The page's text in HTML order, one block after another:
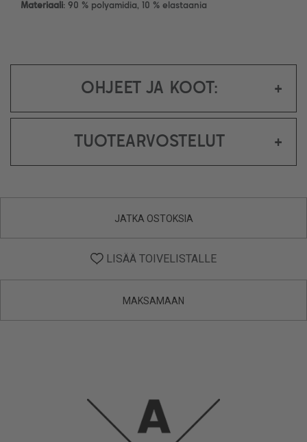
Materiaali: 90 % polyamidia, 10 % elastaania
OHJEET JA KOOT: +
TUOTEARVOSTELUT +
JATKA OSTOKSIA
LISÄÄ TOIVELISTALLE
MAKSAMAAN